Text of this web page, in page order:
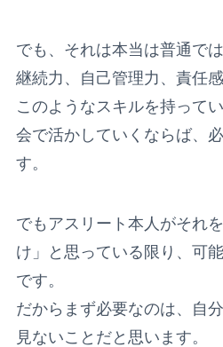
でも、それは本当は普通では
継続力、自己管理力、責任
このようなスキルを持って
会で活かしていくならば、
す。
でもアスリート本人がそれ
け」と思っている限り、可
です。
だからまず必要なのは、自
見ないことだと思います。